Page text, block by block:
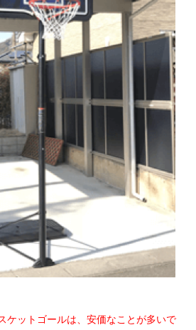
ケットゴールは、安価なことが多いで